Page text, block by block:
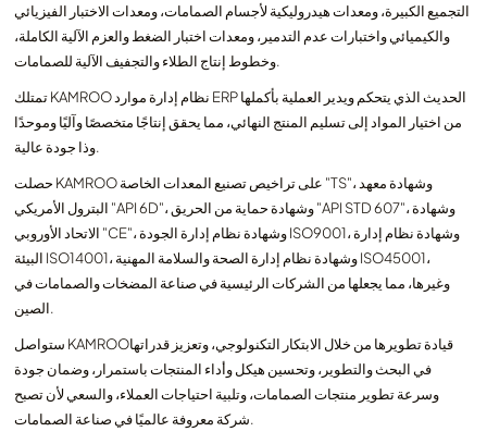
التجميع الكبيرة، ومعدات هيدروليكية لأجسام الصمامات، ومعدات الاختبار الفيزيائي
والكيميائي واختبارات عدم التدمير، ومعدات اختبار الضغط والعزم الآلية الكاملة،
وخطوط إنتاج الطلاء والتجفيف الآلية للصمامات.
تمتلك KAMROO نظام إدارة موارد ERP الحديث الذي يتحكم ويدير العملية بأكملها
من اختيار المواد إلى تسليم المنتج النهائي، مما يحقق إنتاجًا متخصصًا وآليًا وموحدًا
وذا جودة عالية.
حصلت KAMROO على تراخيص تصنيع المعدات الخاصة "TS"، وشهادة معهد
البترول الأمريكي "API 6D"، وشهادة حماية من الحريق "API STD 607"، وشهادة
الاتحاد الأوروبي "CE"، وشهادة نظام إدارة الجودة ISO9001، وشهادة نظام إدارة
البيئة ISO14001، وشهادة نظام إدارة الصحة والسلامة المهنية ISO45001،
وغيرها، مما يجعلها من الشركات الرئيسية في صناعة المضخات والصمامات في
الصين.
ستواصل KAMROOقيادة تطويرها من خلال الابتكار التكنولوجي، وتعزيز قدراتها
في البحث والتطوير، وتحسين هيكل وأداء المنتجات باستمرار، وضمان جودة
وسرعة تطوير منتجات الصمامات، وتلبية احتياجات العملاء، والسعي لأن تصبح
شركة معروفة عالميًا في صناعة الصمامات.